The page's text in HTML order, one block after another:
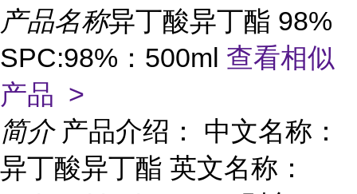
产品名称异丁酸异丁酯 98%
SPC:98%：500ml 查看相似
产品 >
简介 产品介绍： 中文名称：
异丁酸异丁酯 英文名称：